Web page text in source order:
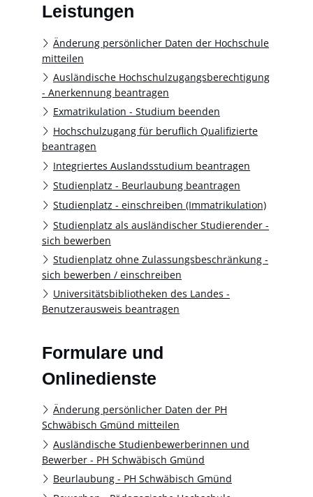
Leistungen
Änderung persönlicher Daten der Hochschule
mitteilen
Ausländische Hochschulzugangsberechtigung
- Anerkennung beantragen
Exmatrikulation - Studium beenden
Hochschulzugang für beruflich Qualifizierte
beantragen
Integriertes Auslandsstudium beantragen
Studienplatz - Beurlaubung beantragen
Studienplatz - einschreiben (Immatrikulation)
Studienplatz als ausländischer Studierender -
sich bewerben
Studienplatz ohne Zulassungsbeschränkung -
sich bewerben / einschreiben
Universitätsbibliotheken des Landes -
Benutzerausweis beantragen
Formulare und
Onlinedienste
Änderung persönlicher Daten der PH
Schwäbisch Gmünd mitteilen
Ausländische Studienbewerberinnen und
Bewerber - PH Schwäbisch Gmünd
Beurlaubung - PH Schwäbisch Gmünd